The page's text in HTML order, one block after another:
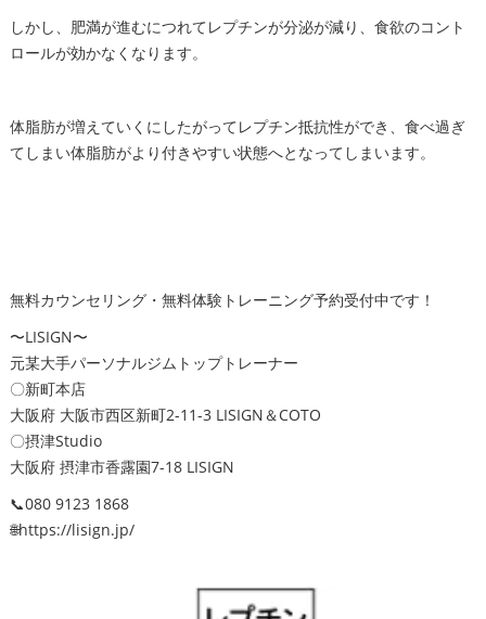
しかし、肥満が進むにつれてレプチンが分泌が減り、食欲のコント
ロールが効かなくなります。
体脂肪が増えていくにしたがってレプチン抵抗性ができ、食べ過ぎ
てしまい体脂肪がより付きやすい状態へとなってしまいます。
無料カウンセリング・無料体験トレーニング予約受付中です！
〜LISIGN〜
元某大手パーソナルジムトップトレーナー
〇新町本店
大阪府 大阪市西区新町2-11-3 LISIGN＆COTO
〇摂津Studio
大阪府 摂津市香露園7-18 LISIGN
📞080 9123 1868
🌐https://lisign.jp/